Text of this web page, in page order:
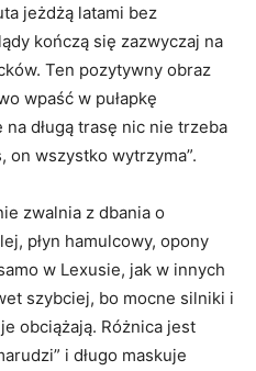
jeżdżą latami bez
kończą się zazwyczaj na
Ten pozytywny obraz
wpaść w pułapkę
długą trasę nic nie trzeba
on wszystko wytrzyma”.
zwalnia z dbania o
płyn hamulcowy, opony
w Lexusie, jak w innych
szybciej, bo mocne silniki i
obciążają. Różnica jest
i długo maskuje